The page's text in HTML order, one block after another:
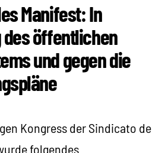
Manifest: In
öffentlichen
und gegen die
Kongress der Sindicato de
folgendes